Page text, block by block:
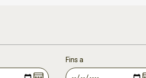
Fins a